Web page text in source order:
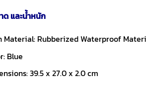
ด และน้ำหนัก
Material: Rubberized Waterproof
Blue
39.5 x 27.0 x 2.0 cm